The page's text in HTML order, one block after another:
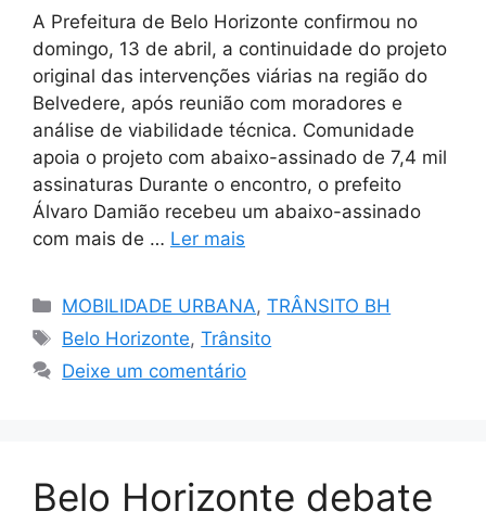
A Prefeitura de Belo Horizonte confirmou no
domingo, 13 de abril, a continuidade do projeto
original das intervenções viárias na região do
Belvedere, após reunião com moradores e
análise de viabilidade técnica. Comunidade
apoia o projeto com abaixo-assinado de 7,4 mil
assinaturas Durante o encontro, o prefeito
Álvaro Damião recebeu um abaixo-assinado
com mais de … Ler mais
Categorias
MOBILIDADE URBANA,TRÂNSITO BH
Tags
Belo Horizonte,Trânsito
Deixe um comentário
Belo Horizonte debate